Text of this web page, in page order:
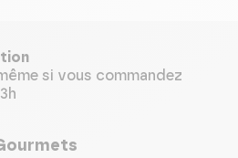
si vous commandez